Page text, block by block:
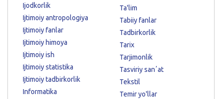
Ijodkorlik
Ijtimoiy antropologiya
Ijtimoiy fanlar
Ijtimoiy himoya
Ijtimoiy ish
Ijtimoiy statistika
Ijtimoiy tadbirkorlik
Informatika
Ta'lim
Tabiiy fanlar
Tadbirkorlik
Tarix
Tarjimonlik
Tasviriy sanʼat
Tekstil
Temir yo'llar